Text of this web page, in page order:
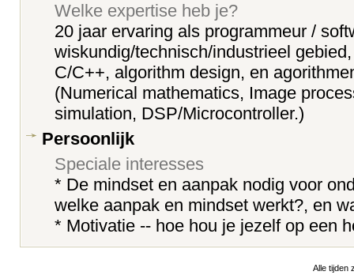
Welke expertise heb je?
20 jaar ervaring als programmeur /
wiskundig/technisch/industrieel
C/C++, algorithm design, en
(Numerical mathematics, Image
simulation, DSP/Microcontroller.)
Persoonlijk
Speciale interesses
* De mindset en aanpak nodig voor
welke aanpak en mindset werkt?, en
* Motivatie -- hoe hou je jezelf op een
Alle tijden